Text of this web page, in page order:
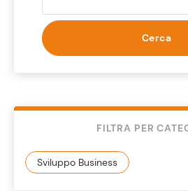
Cerca
FILTRA PER